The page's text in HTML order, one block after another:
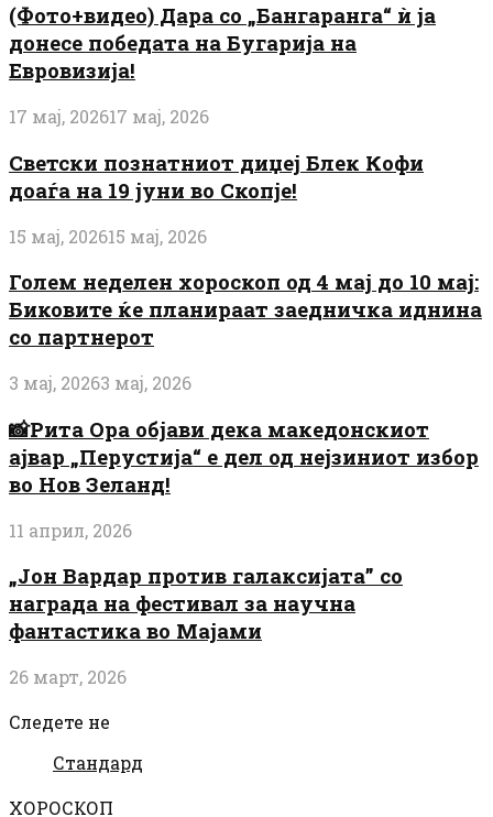
(Фото+видео) Дара со „Бангаранга“ ѝ ја
донесе победата на Бугарија на
Евровизија!
17 мај, 202617 мај, 2026
Светски познатниот диџеј Блек Кофи
доаѓа на 19 јуни во Скопје!
15 мај, 202615 мај, 2026
Голем неделен хороскоп од 4 мај до 10 мај:
Биковите ќе планираат заедничка иднина
со партнерот
3 мај, 20263 мај, 2026
📸Рита Ора објави дека македонскиот
ајвар „Перустија“ е дел од нејзиниот избор
во Нов Зеланд!
11 април, 2026
„Јон Вардар против галаксијата” со
награда на фестивал за научна
фантастика во Мајами
26 март, 2026
Следете не
Стандард
ХОРОСКОП